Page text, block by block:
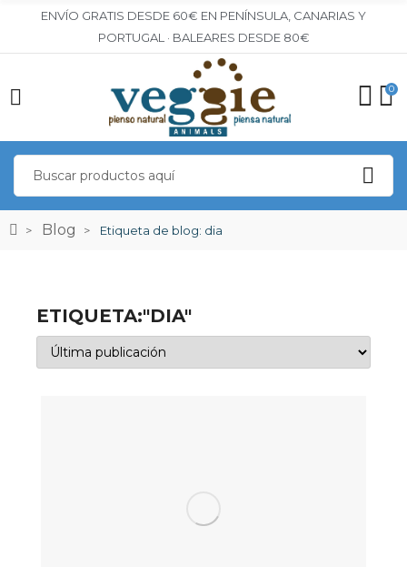
ENVÍO GRATIS DESDE 60€ EN PENÍNSULA, CANARIAS Y
PORTUGAL · BALEARES DESDE 80€
0
Blog Etiqueta de blog: dia
ETIQUETA:"DIA"